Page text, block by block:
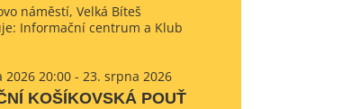
náměstí, Velká Bíteš
Informační centrum a Klub
2026 20:00 - 23. srpna 2026
KOŠÍKOVSKÁ POUŤ